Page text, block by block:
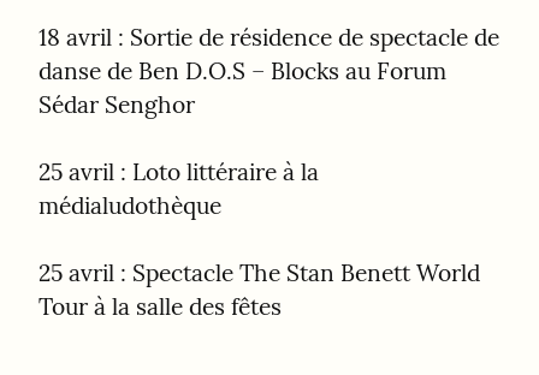
18 avril : Sortie de résidence de spectacle de
danse de Ben D.O.S – Blocks au Forum
Sédar Senghor
25 avril : Loto littéraire à la
médialudothèque
25 avril : Spectacle The Stan Benett World
Tour à la salle des fêtes